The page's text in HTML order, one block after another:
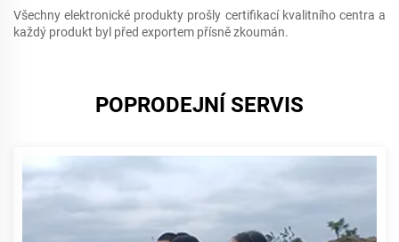
Všechny elektronické produkty prošly certifikací kvalitního centra a
každý produkt byl před exportem přísně zkoumán.
POPRODEJNÍ SERVIS